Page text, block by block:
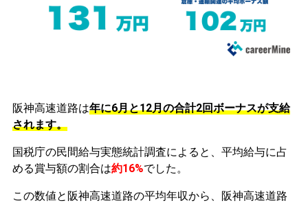
阪神高速道路は年に6月と12月の合計2回ボーナスが支給
されます。
国税庁の民間給与実態統計調査によると、平均給与に占
める賞与額の割合は約16%でした。
この数値と阪神高速道路の平均年収から、阪神高速道路